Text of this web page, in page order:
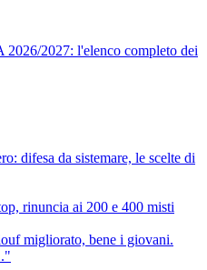
2026/2027: l'elenco completo dei
difesa da sistemare, le scelte di
rinuncia ai 200 e 400 misti
migliorato, bene i giovani.